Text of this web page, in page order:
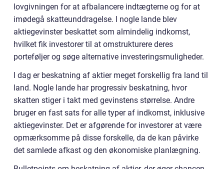
lovgivningen for at afbalancere indtægterne og for at
imødegå skatteunddragelse. I nogle lande blev
aktiegevinster beskattet som almindelig indkomst,
hvilket fik investorer til at omstrukturere deres
porteføljer og søge alternative investeringsmuligheder.
I dag er beskatning af aktier meget forskellig fra land til
land. Nogle lande har progressiv beskatning, hvor
skatten stiger i takt med gevinstens størrelse. Andre
bruger en fast sats for alle typer af indkomst, inklusive
aktiegevinster. Det er afgørende for investorer at være
opmærksomme på disse forskelle, da de kan påvirke
det samlede afkast og den økonomiske planlægning.